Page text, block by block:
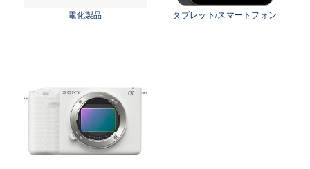
総市・坂東市・結城市・古川市・境町・五霞町）
電化製品 タブレット/スマートフォン